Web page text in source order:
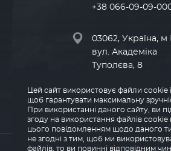
+38 066-09-09-
03062, Україна, м
вул. Академіка
Туполєва, 8
info@land-
© 2026 LAND
Цей сайт використовує файли cookie і
щоб гарантувати максимальну
При використанні даного сайту, ви
згоду на використання файлів cookie
цього повідомленням щодо даного
не згодні з тим, щоб ми
файлів, то ви повинні відповідним